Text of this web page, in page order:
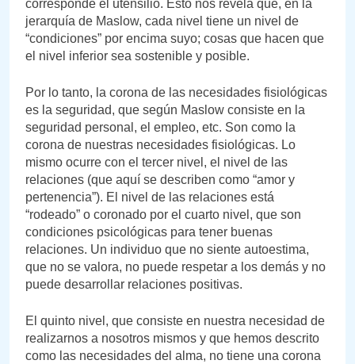
corresponde el utensilio. Esto nos revela que, en la
jerarquía de Maslow, cada nivel tiene un nivel de
“condiciones” por encima suyo; cosas que hacen que
el nivel inferior sea sostenible y posible.
Por lo tanto, la corona de las necesidades fisiológicas
es la seguridad, que según Maslow consiste en la
seguridad personal, el empleo, etc. Son como la
corona de nuestras necesidades fisiológicas. Lo
mismo ocurre con el tercer nivel, el nivel de las
relaciones (que aquí se describen como “amor y
pertenencia”). El nivel de las relaciones está
“rodeado” o coronado por el cuarto nivel, que son
condiciones psicológicas para tener buenas
relaciones. Un individuo que no siente autoestima,
que no se valora, no puede respetar a los demás y no
puede desarrollar relaciones positivas.
El quinto nivel, que consiste en nuestra necesidad de
realizarnos a nosotros mismos y que hemos descrito
como las necesidades del alma, no tiene una corona